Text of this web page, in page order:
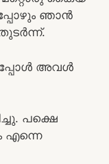
ഞാൻ
അവൾ
പക്ഷെ
എന്നെ